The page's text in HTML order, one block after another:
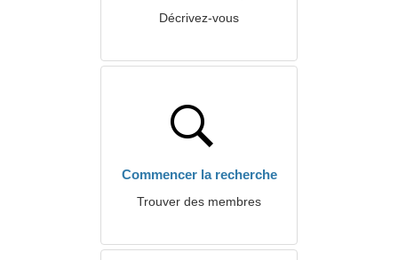
Décrivez-vous
Commencer la recherche
Trouver des membres